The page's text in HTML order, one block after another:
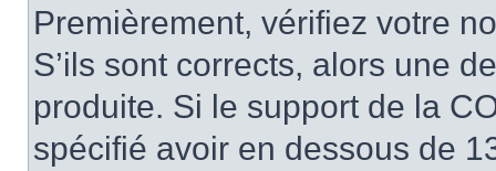
Premièrement, vérifiez votre
S’ils sont corrects, alors une
produite. Si le support de la
spécifié avoir en dessous de